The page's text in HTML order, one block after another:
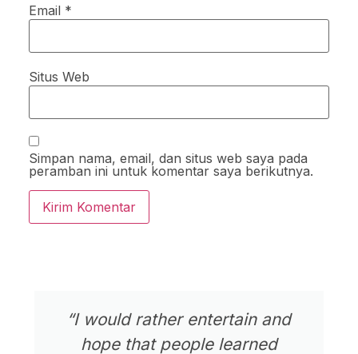
Email *
Situs Web
Simpan nama, email, dan situs web saya pada
peramban ini untuk komentar saya berikutnya.
“I would rather entertain and
hope that people learned